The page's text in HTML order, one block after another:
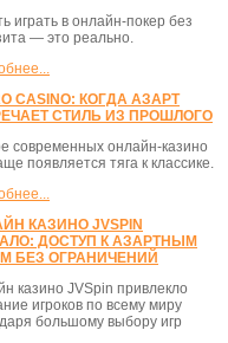
играть в онлайн-покер без
— это реально.
CASINO: КОГДА АЗАРТ
СТИЛЬ ИЗ ПРОШЛОГО
современных онлайн-казино
появляется тяга к классике.
КАЗИНО JVSPIN
ДОСТУП К АЗАРТНЫМ
БЕЗ ОГРАНИЧЕНИЙ
казино JVSpin привлекло
игроков по всему миру
большому выбору игр